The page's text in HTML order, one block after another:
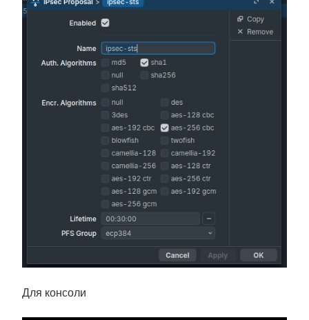
Для консоли